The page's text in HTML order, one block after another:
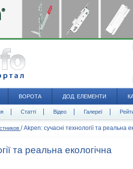
ВОРОТА ДОД. ЕЛЕМЕНТИ
Статті Відео Галереї
/ Akpen: сучасні технології та реальна
та реальна екологічна